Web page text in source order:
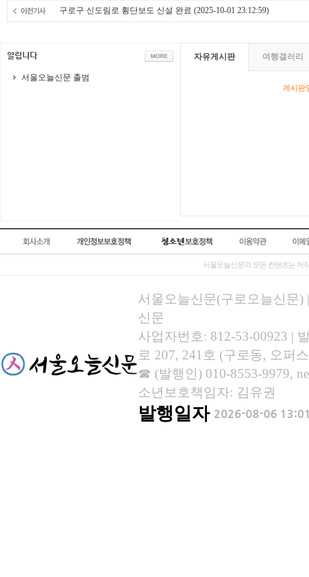
구로구 신도림로 횡단보도 신설 완료 (2025-10-01 23:12:59)
서울오늘신문 출범
자유게시판 여행갤러리
게시판
서울오늘신문의 모든 컨텐츠는 저
서울오늘신문(구로오늘신문)
신문
사업자번호: 812-53-00923 |
로 207, 241호 (구로동, 오퍼
☎ (발행인) 010-8553-9979,
소년보호책임자: 김유권
발행일자